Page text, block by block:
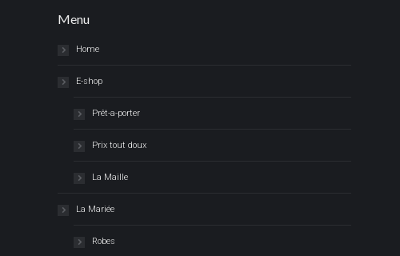
Menu
Home
E-shop
Prêt-a-porter
Prix tout doux
La Maille
La Mariée
Robes